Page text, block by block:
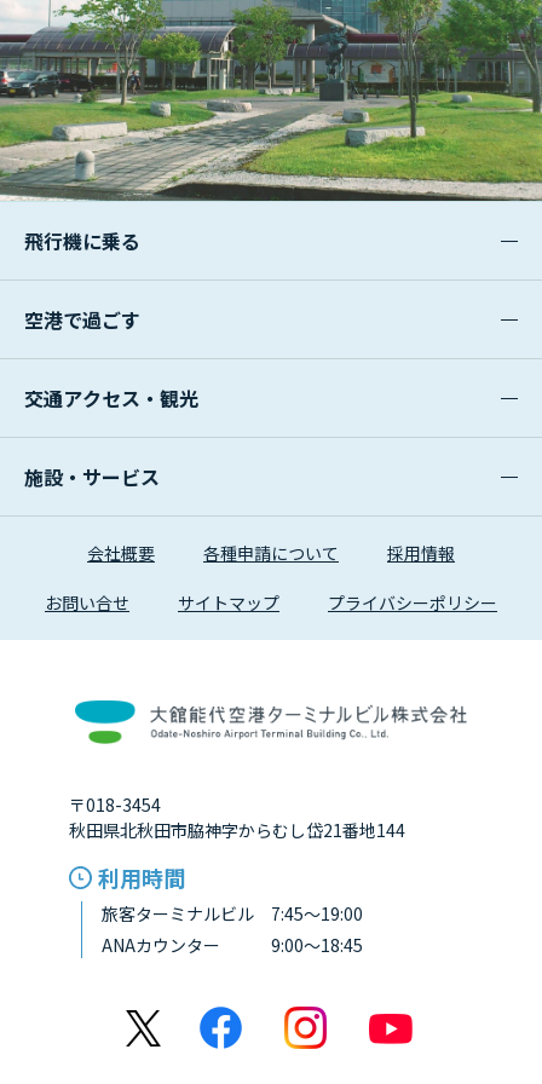
飛行機に乗る
空港で過ごす
交通アクセス・観光
施設・サービス
会社概要 各種申請について 採用情報
お問い合せ サイトマップ プライバシーポリシー
〒018-3454
秋田県北秋田市脇神字からむし岱21番地144
利用時間
旅客ターミナルビル 7:45～19:00
ANAカウンター 9:00～18:45